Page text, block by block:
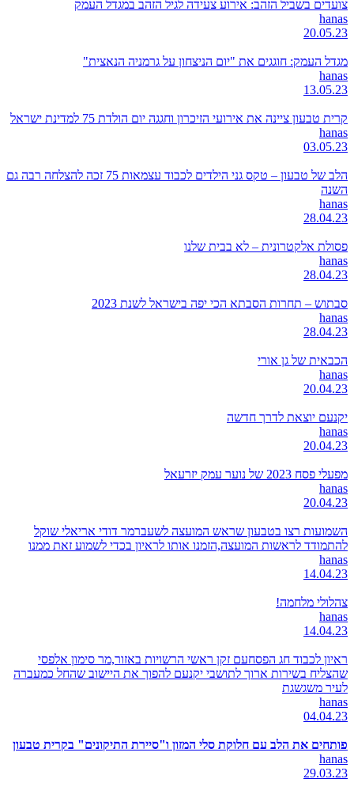
צועדים בשביל הזהב: אירוע צעידה לגיל הזהב במגדל העמק
hanas
20.05.23
מגדל העמק: חוגגים את "יום הניצחון על גרמניה הנאצית"
hanas
13.05.23
קרית טבעון ציינה את אירועי הזיכרון וחגגה יום הולדת 75 למדינת ישראל
hanas
03.05.23
הלב של טבעון – טקס גני הילדים לכבוד עצמאות 75 זכה להצלחה רבה גם
השנה
hanas
28.04.23
פסולת אלקטרונית – לא בבית שלנו
hanas
28.04.23
סבתוש – תחרות הסבתא הכי יפה בישראל לשנת 2023
hanas
28.04.23
הכבאית של גן אורי
hanas
20.04.23
יקנעם יוצאת לדרך חדשה
hanas
20.04.23
מפעלי פסח 2023 של נוער עמק יזרעאל
hanas
20.04.23
השמועות רצו בטבעון שראש המועצה לשעברמר דודי אריאלי שוקל
להתמודד לראשות המועצה,הזמנו אותו לראיון בכדי לשמוע זאת ממנו
hanas
14.04.23
צהלולי מלחמה!
hanas
14.04.23
ראיון לכבוד חג הפסחעם זקן ראשי הרשויות באזור,מר סימון אלפסי
שהצליח בשירות ארוך לתושבי יקנעם להפוך את היישוב שהחל כמעברה
לעיר משגשגת
hanas
04.04.23
פותחים את הלב עם חלוקת סלי המזון ו"סיירת התיקונים" בקרית טבעון
hanas
29.03.23